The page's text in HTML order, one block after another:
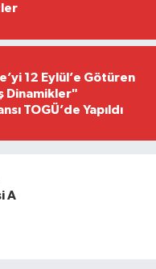
12 Eylül’e Götüren
Dinamikler"
TOGÜ’de Yapıldı
A